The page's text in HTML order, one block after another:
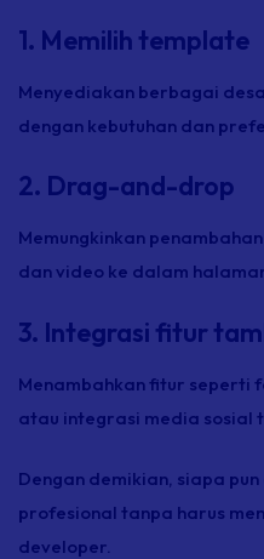
1. Memilih template
Menyediakan berbagai
dengan kebutuhan dan
2. Drag-and-drop
Memungkinkan
dan video ke dalam
3. Integrasi fitur
Menambahkan fitur seperti
atau integrasi media sosial
Dengan demikian, siapa
profesional tanpa harus
developer.